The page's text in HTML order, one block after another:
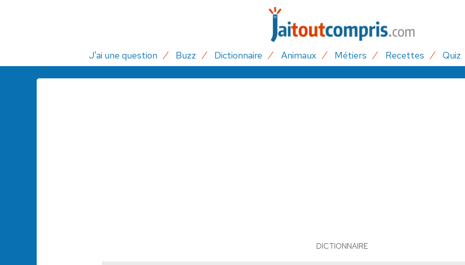
J'ai une question Buzz Dictionnaire Animaux Métiers Recettes Quiz
DICTIONNAIRE